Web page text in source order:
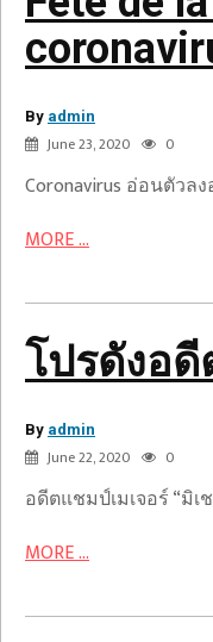
By admin
June 23, 2020 0
กังวล
เล็ก
สำหรับ
coronavirus
Coronavirus อ่อนตัว
MORE ...
โปรดังอดี
By admin
June 22, 2020 0
โปร
อดีต
แชมป์
เมเจอร์
วี”คลอด
ลูก
แรก
แล้ว
อดีตแชมป์เมเจอร์ “มิ
MORE ...